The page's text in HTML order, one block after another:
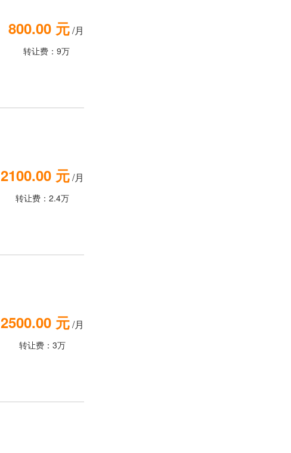
800.00 元/月
转让费：9万
2100.00 元/月
转让费：2.4万
2500.00 元/月
转让费：3万